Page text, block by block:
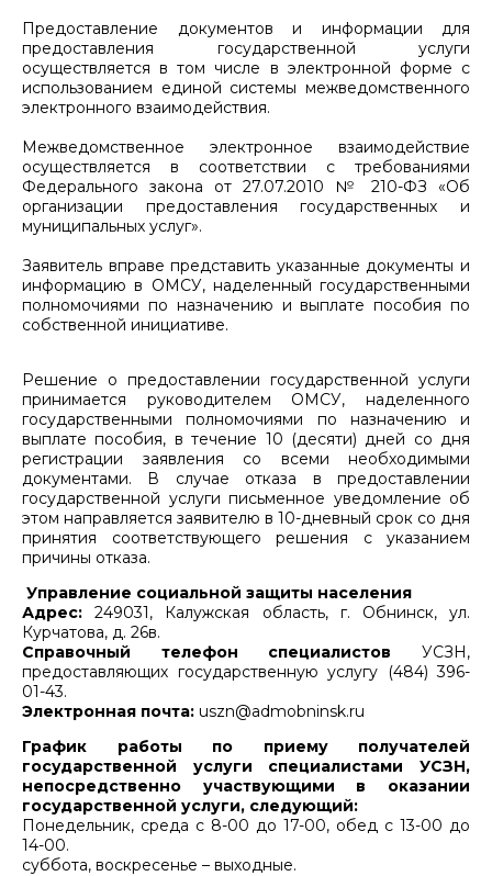
Предоставление документов и информации для
предоставления государственной услуги
осуществляется в том числе в электронной форме с
использованием единой системы межведомственного
электронного взаимодействия.
Межведомственное электронное взаимодействие
осуществляется в соответствии с требованиями
Федерального закона от 27.07.2010 № 210-ФЗ «Об
организации предоставления государственных и
муниципальных услуг».
Заявитель вправе представить указанные документы и
информацию в ОМСУ, наделенный государственными
полномочиями по назначению и выплате пособия по
собственной инициативе.
Решение о предоставлении государственной услуги
принимается руководителем ОМСУ, наделенного
государственными полномочиями по назначению и
выплате пособия, в течение 10 (десяти) дней со дня
регистрации заявления со всеми необходимыми
документами. В случае отказа в предоставлении
государственной услуги письменное уведомление об
этом направляется заявителю в 10-дневный срок со дня
принятия соответствующего решения с указанием
причины отказа.
Управление социальной защиты населения
Адрес: 249031, Калужская область, г. Обнинск, ул.
Курчатова, д. 26в.
Справочный телефон специалистов УСЗН,
предоставляющих государственную услугу (484) 396-
01-43.
Электронная почта: uszn@admobninsk.ru
График работы по приему получателей
государственной услуги специалистами УСЗН,
непосредственно участвующими в оказании
государственной услуги, следующий:
Понедельник, среда с 8-00 до 17-00, обед с 13-00 до
14-00.
суббота, воскресенье – выходные.